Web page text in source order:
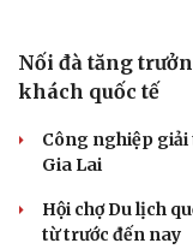
VĂN HÓA
The Odyssey
lập kỳ tích sau 14
Cần một hệ sinh
chuẩn